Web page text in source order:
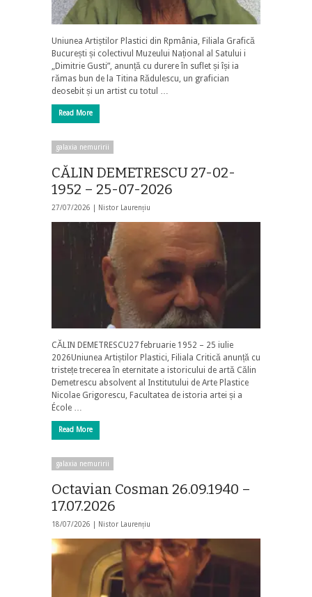
Uniunea Artiștilor Plastici din Rpmânia, Filiala Grafică
București și colectivul Muzeului Național al Satului i
„Dimitrie Gusti”, anunță cu durere în suflet și își ia
rămas bun de la Titina Rădulescu, un grafician
deosebit și un artist cu totul …
Read More
galaxia nemuririi
CĂLIN DEMETRESCU 27-02-
1952 – 25-07-2026
27/07/2026 | Nistor Laurențiu
CĂLIN DEMETRESCU27 februarie 1952 – 25 iulie
2026Uniunea Artiștilor Plastici, Filiala Critică anunță cu
tristețe trecerea în eternitate a istoricului de artă Călin
Demetrescu absolvent al Institutului de Arte Plastice
Nicolae Grigorescu, Facultatea de istoria artei și a
École …
Read More
galaxia nemuririi
Octavian Cosman 26.09.1940 –
17.07.2026
18/07/2026 | Nistor Laurențiu